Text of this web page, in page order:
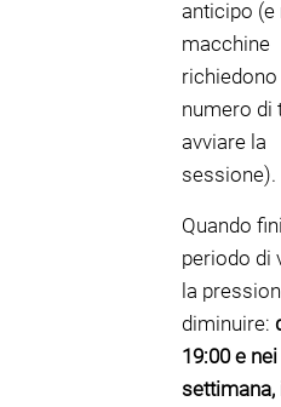
anticipo
macchine
richiedono
numero di
avviare la
sessione).
Quando
periodo di
la
diminuire:
19:00 e
settimana,